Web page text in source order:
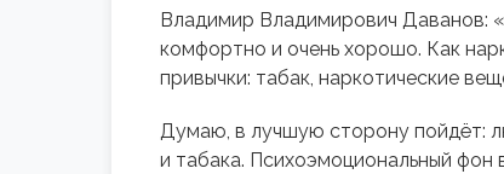
Владимир Владимирович Даванов:
комфортно и очень хорошо. Как
привычки: табак, наркотические
Думаю, в лучшую сторону пойдёт:
и табака. Психоэмоциональный фон